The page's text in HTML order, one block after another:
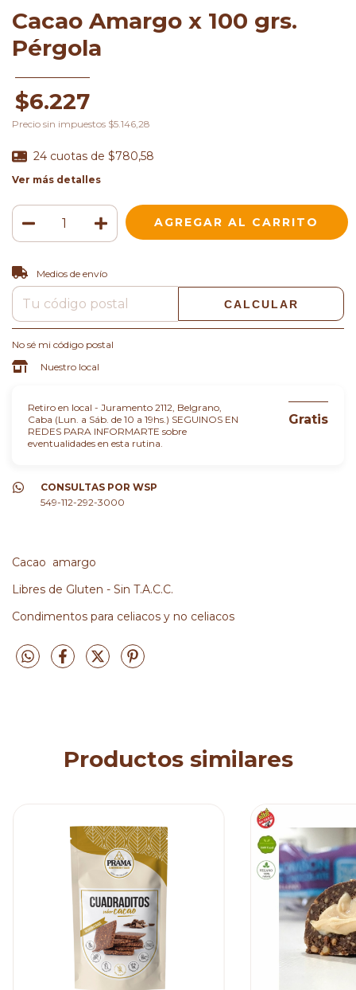
Cacao Amargo x 100 grs.
Pérgola
$6.227
Precio sin impuestos $5.146,28
24 cuotas de $780,58
Ver más detalles
Entregas para el CP:
Medios de envío
CALCULAR
No sé mi código postal
Nuestro local
Retiro en local - Juramento 2112, Belgrano,
Caba (Lun. a Sáb. de 10 a 19hs.) SEGUINOS EN
REDES PARA INFORMARTE sobre
eventualidades en esta rutina.
Gratis
CONSULTAS POR WSP
549-112-292-3000
Cacao amargo
Libres de Gluten - Sin T.A.C.C.
Condimentos para celiacos y no celiacos
Productos similares